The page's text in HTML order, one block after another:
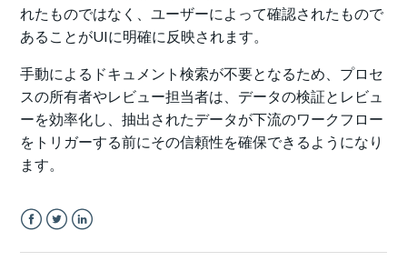
れたものではなく、ユーザーによって確認されたもので
あることがUIに明確に反映されます。
手動によるドキュメント検索が不要となるため、プロセ
スの所有者やレビュー担当者は、データの検証とレビュ
ーを効率化し、抽出されたデータが下流のワークフロー
をトリガーする前にその信頼性を確保できるようになり
ます。